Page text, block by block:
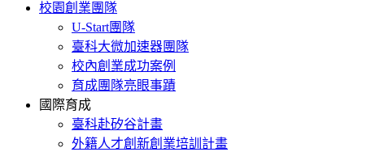
校園創業團隊
U-Start團隊
臺科大微加速器團隊
校內創業成功案例
育成團隊亮眼事蹟
國際育成
臺科赴矽谷計畫
外籍人才創新創業培訓計畫